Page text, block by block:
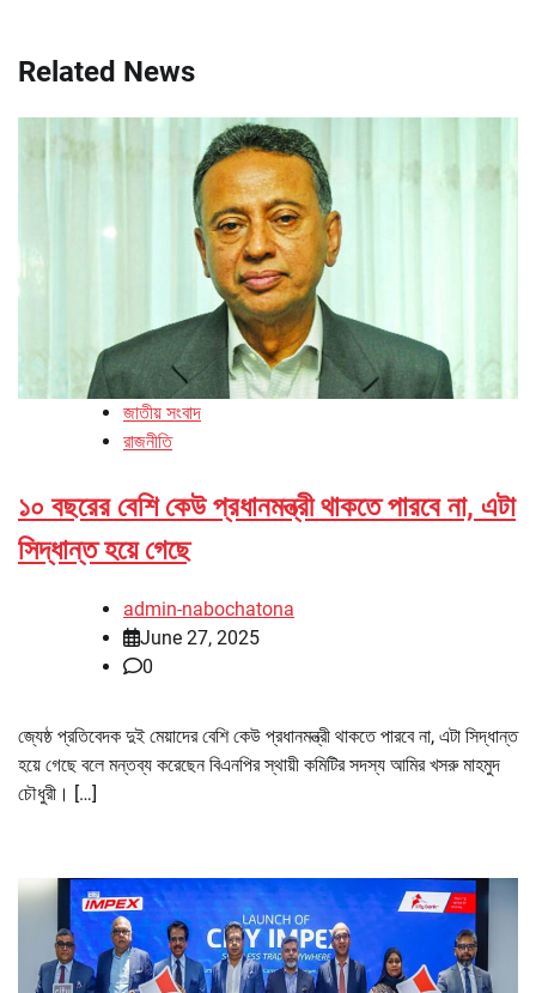
Related News
জাতীয় সংবাদ
রাজনীতি
১০ বছরের বেশি কেউ প্রধানমন্ত্রী থাকতে পারবে না, এটা
সিদ্ধান্ত হয়ে গেছে
admin-nabochatona
June 27, 2025
0
জ্যেষ্ঠ প্রতিবেদক দুই মেয়াদের বেশি কেউ প্রধানমন্ত্রী থাকতে পারবে না, এটা সিদ্ধান্ত
হয়ে গেছে বলে মন্তব্য করেছেন বিএনপির স্থায়ী কমিটির সদস্য আমির খসরু মাহমুদ
চৌধুরী। […]